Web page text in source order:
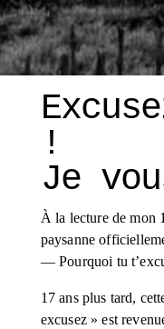
!
À la lecture de mon
paysanne
— Pourquoi tu
17 ans plus tard,
excusez » est